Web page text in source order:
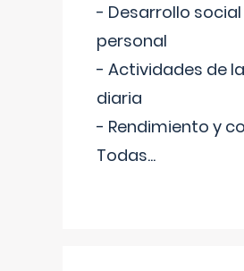
- Desarrollo social
personal
- Actividades de
diaria
- Rendimiento y
Todas...